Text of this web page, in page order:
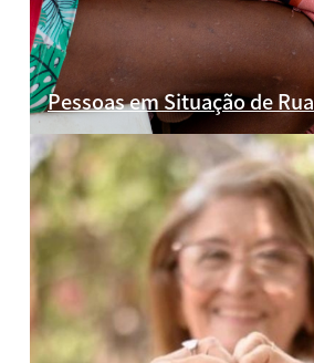
Pessoas em Situação de Rua